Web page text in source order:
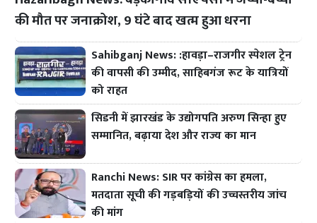
की मौत पर जनाक्रोश, 9 घंटे बाद खत्म हुआ धरना
Sahibganj News: :हावड़ा–राजगीर स्पेशल ट्रेन
की वापसी की उम्मीद, साहिबगंज रूट के यात्रियों
को राहत
सिडनी में झारखंड के उद्योगपति अरुण सिन्हा हुए
सम्मानित, बढ़ाया देश और राज्य का मान
Ranchi News: SIR पर कांग्रेस का हमला,
मतदाता सूची की गड़बड़ियों की उच्चस्तरीय जांच
की मांग